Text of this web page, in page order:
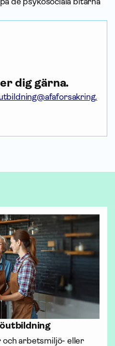
dig gärna.
och arbetsmiljö- eller